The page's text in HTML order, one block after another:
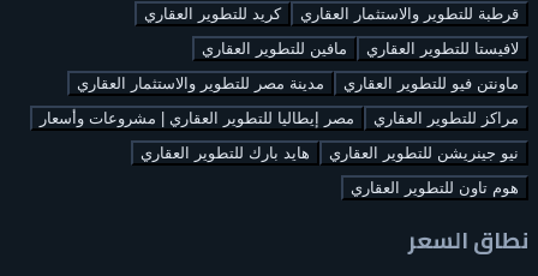
قرطبة للتطوير والاستثمار العقاري
كريد للتطوير العقاري
لافيستا للتطوير العقاري
مافين للتطوير العقاري
ماونتن فيو للتطوير العقاري
مدينة مصر للتطوير والاستثمار العقاري
مراكز للتطوير العقاري
مصر إيطاليا للتطوير العقاري | مشروعات وأسعار
نيو جينريشن للتطوير العقاري
هايد بارك للتطوير العقاري
هوم تاون للتطوير العقاري
نطاق السعر